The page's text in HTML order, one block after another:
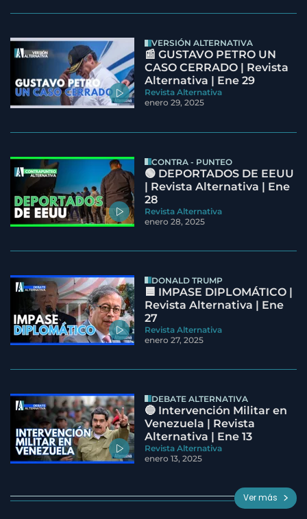
VERSIÓN ALTERNATIVA
📰 GUSTAVO PETRO UN
CASO CERRADO | Revista
Alternativa | Ene 29
Revista Alternativa
enero 29, 2025
CONTRA - PUNTEO
🟢 DEPORTADOS DE EEUU
| Revista Alternativa | Ene
28
Revista Alternativa
enero 28, 2025
DONALD TRUMP
🟦 IMPASE DIPLOMÁTICO |
Revista Alternativa | Ene
27
Revista Alternativa
enero 27, 2025
DEBATE ALTERNATIVA
🔵 Intervención Militar en
Venezuela | Revista
Alternativa | Ene 13
Revista Alternativa
enero 13, 2025
Ver más